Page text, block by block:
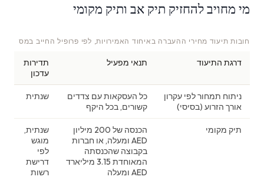
מי מחויב להחזיק תיק אב ותיק מקומי
חובות תיעוד מחירי ההעברה באיחוד האמירויות, לפי פרופיל החייב במס
דרגת התיעוד תנאי מפעיל
תדירות
עדכון
ניתוח תמחור לפי עקרון
אורך הזרוע (בסיסי)
כל העסקאות עם צדדים
קשורים, בכל היקף
שנתית
תיק מקומי
הכנסה של 200 מיליון
AED ומעלה, או חברות
בקבוצה שהכנסתה
המאוחדת 3.15 מיליארד
AED ומעלה
שנתית,
מוגש
לפי
דרישת
רשות